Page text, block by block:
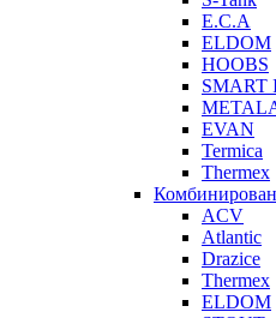
E.C.A
ELDOM
HOOBS
SMART
EVAN
Termica
Thermex
ACV
Atlantic
Drazice
Thermex
ELDOM